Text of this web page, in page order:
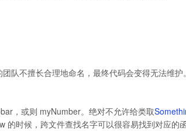
队不擅长合理地命名，最终代码会变得无法维护
，或则 myNumber。绝对不允许给类取
时候，跨文件查找名字可以很容易找到对应的函